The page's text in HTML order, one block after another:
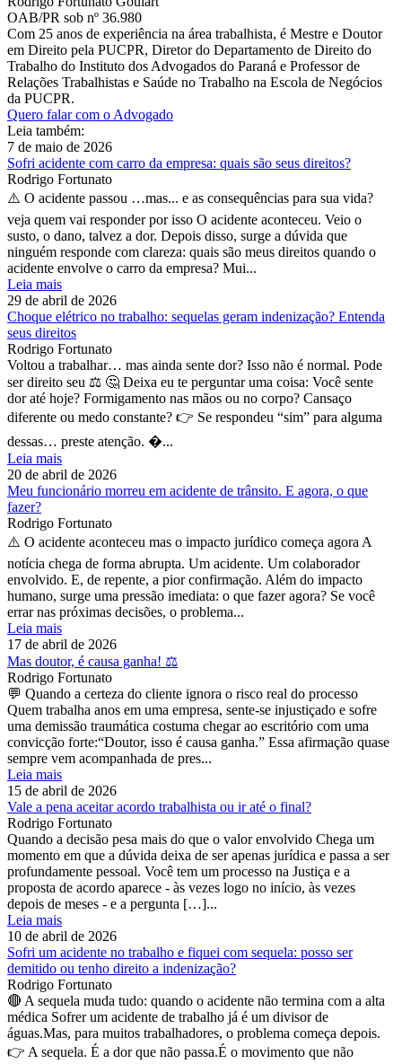
OAB/PR sob nº 36.980
Com 25 anos de experiência na área trabalhista, é Mestre e Doutor
em Direito pela PUCPR, Diretor do Departamento de Direito do
Trabalho do Instituto dos Advogados do Paraná e Professor de
Relações Trabalhistas e Saúde no Trabalho na Escola de Negócios
da PUCPR.
Quero falar com o Advogado
Leia também:
7 de maio de 2026
Sofri acidente com carro da empresa: quais são seus direitos?
Rodrigo Fortunato
⚠️ O acidente passou …mas... e as consequências para sua vida?
veja quem vai responder por isso O acidente aconteceu. Veio o
susto, o dano, talvez a dor. Depois disso, surge a dúvida que
ninguém responde com clareza: quais são meus direitos quando o
acidente envolve o carro da empresa? Mui...
Leia mais
29 de abril de 2026
Choque elétrico no trabalho: sequelas geram indenização? Entenda
seus direitos
Rodrigo Fortunato
Voltou a trabalhar… mas ainda sente dor? Isso não é normal. Pode
ser direito seu ⚖️ 🤔 Deixa eu te perguntar uma coisa: Você sente
dor até hoje? Formigamento nas mãos ou no corpo? Cansaço
diferente ou medo constante? 👉 Se respondeu “sim” para alguma
dessas… preste atenção. �...
Leia mais
20 de abril de 2026
Meu funcionário morreu em acidente de trânsito. E agora, o que
fazer?
Rodrigo Fortunato
⚠️ O acidente aconteceu mas o impacto jurídico começa agora A
notícia chega de forma abrupta. Um acidente. Um colaborador
envolvido. E, de repente, a pior confirmação. Além do impacto
humano, surge uma pressão imediata: o que fazer agora? Se você
errar nas próximas decisões, o problema...
Leia mais
17 de abril de 2026
Mas doutor, é causa ganha! ⚖️
Rodrigo Fortunato
💬 Quando a certeza do cliente ignora o risco real do processo
Quem trabalha anos em uma empresa, sente-se injustiçado e sofre
uma demissão traumática costuma chegar ao escritório com uma
convicção forte:“Doutor, isso é causa ganha.” Essa afirmação quase
sempre vem acompanhada de pres...
Leia mais
15 de abril de 2026
Vale a pena aceitar acordo trabalhista ou ir até o final?
Rodrigo Fortunato
Quando a decisão pesa mais do que o valor envolvido Chega um
momento em que a dúvida deixa de ser apenas jurídica e passa a ser
profundamente pessoal. Você tem um processo na Justiça e a
proposta de acordo aparece - às vezes logo no início, às vezes
depois de meses - e a pergunta […]...
Leia mais
10 de abril de 2026
Sofri um acidente no trabalho e fiquei com sequela: posso ser
demitido ou tenho direito a indenização?
Rodrigo Fortunato
🔴 A sequela muda tudo: quando o acidente não termina com a alta
médica Sofrer um acidente de trabalho já é um divisor de
águas.Mas, para muitos trabalhadores, o problema começa depois.
👉 A sequela. É a dor que não passa.É o movimento que não